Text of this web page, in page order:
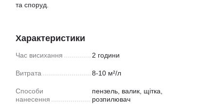
та споруд.
Характеристики
Час висихання 2 години
Витрата 8-10 м²/л
Способи
нанесення
пензель, валик, щітка,
розпилювач